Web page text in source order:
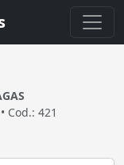
• Cod.: 421